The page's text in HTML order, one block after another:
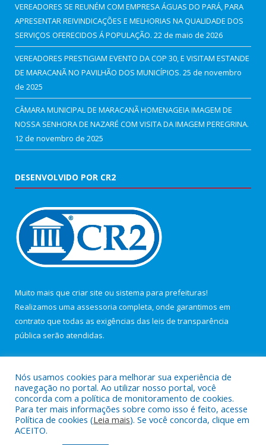
VEREADORES SE REUNÉM COM EMPRESA ÁGUAS DO PARÁ, PARA
APRESENTAR REIVINDICAÇÕES E MELHORIAS NA QUALIDADE DOS
SERVIÇOS OFERECIDOS Á POPULAÇÃO. 22 de maio de 2026
VEREADORES PRESTIGIAM EVENTO DA COP 30, E VISITAM ESTANDE
DE MARACANÃ NO PAVILHÃO DOS MUNICÍPIOS. 25 de novembro
de 2025
CÂMARA MUNICIPAL DE MARACANÃ HOMENAGEIA IMAGEM DE
NOSSA SENHORA DE NAZARÉ COM VISITA DA IMAGEM PEREGRINA.
12 de novembro de 2025
DESENVOLVIDO POR CR2
Muito mais que criar site ou sistema para prefeituras!
Realizamos uma assessoria completa, onde garantimos em
contrato que todas as exigências das leis de transparência
pública serão atendidas.
Todos os direitos reservados a Câmara Municipal de Maracanã.
Nós usamos cookies para melhorar sua experiência de
navegação no portal. Ao utilizar nosso portal, você
concorda com a política de monitoramento de cookies.
Para ter mais informações sobre como isso é feito, acesse
Política de cookies (Leia mais). Se você concorda, clique em
ACEITO.